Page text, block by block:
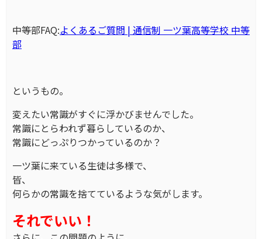
中等部FAQ:よくあるご質問 | 通信制 一ツ葉高等学校 中等
部
というもの。
変えたい常識がすぐに浮かびませんでした。
常識にとらわれず暮らしているのか、
常識にどっぷりつかっているのか？
一ツ葉に来ている生徒は多様で、
皆、
何らかの常識を捨てているような気がします。
それでいい！